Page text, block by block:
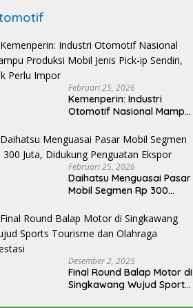
Februari 25, 2026
Kemenperin: Industri
Otomotif Nasional Mampu
ip Sendiri, Tak Perlu Impor
Februari 25, 2026
Daihatsu Menguasai Pasar
Mobil Segmen Rp 300
Ekspor
Desember 2, 2025
Final Round Balap Motor di
Singkawang Wujud Sports